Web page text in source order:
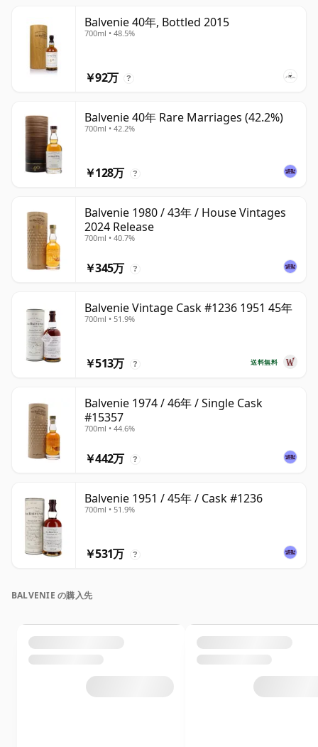
Balvenie 40年, Bottled 2015
700ml • 48.5%
￥92万 ?
Balvenie 40年 Rare Marriages (42.2%)
700ml • 42.2%
￥128万 ?
Balvenie 1980 / 43年 / House Vintages
2024 Release
700ml • 40.7%
￥345万 ?
Balvenie Vintage Cask #1236 1951 45年
700ml • 51.9%
送料無料
￥513万 ?
Balvenie 1974 / 46年 / Single Cask
#15357
700ml • 44.6%
￥442万 ?
Balvenie 1951 / 45年 / Cask #1236
700ml • 51.9%
￥531万 ?
BALVENIE の購入先